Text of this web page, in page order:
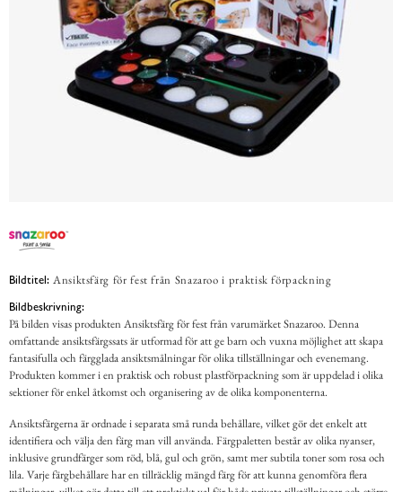
Bildtitel: Ansiktsfärg för fest från Snazaroo i praktisk förpackning
Bildbeskrivning:
På bilden visas produkten Ansiktsfärg för fest från varumärket Snazaroo. Denna
omfattande ansiktsfärgssats är utformad för att ge barn och vuxna möjlighet att skapa
fantasifulla och färgglada ansiktsmålningar för olika tillställningar och evenemang.
Produkten kommer i en praktisk och robust plastförpackning som är uppdelad i olika
sektioner för enkel åtkomst och organisering av de olika komponenterna.
Ansiktsfärgerna är ordnade i separata små runda behållare, vilket gör det enkelt att
identifiera och välja den färg man vill använda. Färgpaletten består av olika nyanser,
inklusive grundfärger som röd, blå, gul och grön, samt mer subtila toner som rosa och
lila. Varje färgbehållare har en tillräcklig mängd färg för att kunna genomföra flera